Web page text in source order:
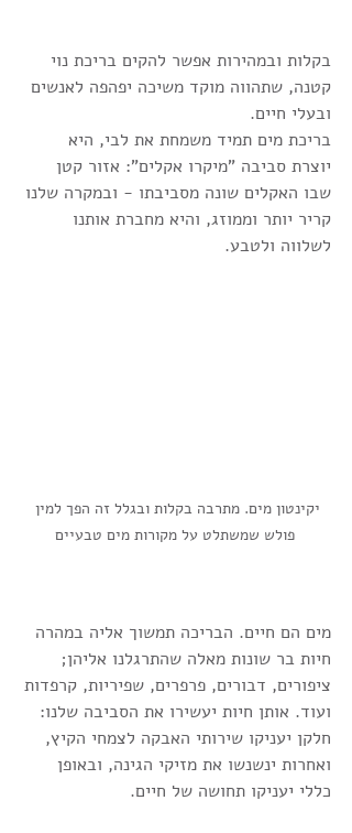
בקלות ובמהירות אפשר להקים בריכת נוי
קטנה, שתהווה מוקד משיכה יפהפה לאנשים
ובעלי חיים.
בריכת מים תמיד משמחת את לבי, היא
יוצרת סביבה "מיקרו אקלים": אזור קטן
שבו האקלים שונה מסביבתו - ובמקרה שלנו
קריר יותר וממוזג, והיא מחברת אותנו
לשלווה ולטבע.
יקינטון מים. מתרבה בקלות ובגלל זה הפך למין
פולש שמשתלט על מקורות מים טבעיים
מים הם חיים. הבריכה תמשוך אליה במהרה
חיות בר שונות מאלה שהתרגלנו אליהן;
ציפורים, דבורים, פרפרים, שפיריות, קרפדות
ועוד. אותן חיות יעשירו את הסביבה שלנו:
חלקן יעניקו שירותי האבקה לצמחי הקיץ,
ואחרות ינשנשו את מזיקי הגינה, ובאופן
כללי יעניקו תחושה של חיים.